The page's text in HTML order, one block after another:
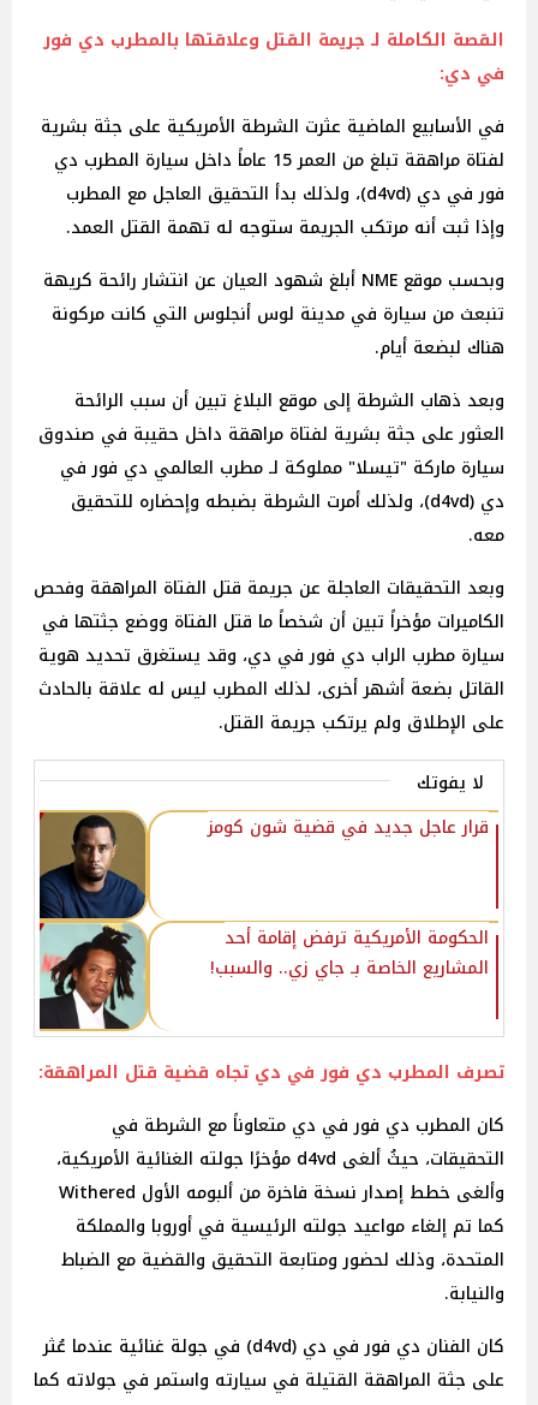
القصة الكاملة لـ جريمة القتل وعلاقتها بالمطرب دي فور
في دي:
في الأسابيع الماضية عثرت الشرطة الأمريكية على جثة بشرية
لفتاة مراهقة تبلغ من العمر 15 عاماً داخل سيارة المطرب دي
فور في دي (d4vd)، ولذلك بدأ التحقيق العاجل مع المطرب
وإذا ثبت أنه مرتكب الجريمة ستوجه له تهمة القتل العمد.
وبحسب موقع NME أبلغ شهود العيان عن انتشار رائحة كريهة
تنبعث من سيارة في مدينة لوس أنجلوس التي كانت مركونة
هناك لبضعة أيام.
وبعد ذهاب الشرطة إلى موقع البلاغ تبين أن سبب الرائحة
العثور على جثة بشرية لفتاة مراهقة داخل حقيبة في صندوق
سيارة ماركة "تيسلا" مملوكة لـ مطرب العالمي دي فور في
دي (d4vd)، ولذلك أمرت الشرطة بضبطه وإحضاره للتحقيق
معه.
وبعد التحقيقات العاجلة عن جريمة قتل الفتاة المراهقة وفحص
الكاميرات مؤخراً تبين أن شخصاً ما قتل الفتاة ووضع جثتها في
سيارة مطرب الراب دي فور في دي، وقد يستغرق تحديد هوية
القاتل بضعة أشهر أخرى، لذلك المطرب ليس له علاقة بالحادث
على الإطلاق ولم يرتكب جريمة القتل.
لا يفوتك
قرار عاجل جديد في قضية شون كومز
الحكومة الأمريكية ترفض إقامة أحد
المشاريع الخاصة بـ جاي زي.. والسبب!
تصرف المطرب دي فور في دي تجاه قضية قتل المراهقة:
كان المطرب دي فور في دي متعاوناً مع الشرطة في
التحقيقات، حيثُ ألغى d4vd مؤخرًا جولته الغنائية الأمريكية،
وألغى خطط إصدار نسخة فاخرة من ألبومه الأول Withered
كما تم إلغاء مواعيد جولته الرئيسية في أوروبا والمملكة
المتحدة، وذلك لحضور ومتابعة التحقيق والقضية مع الضباط
والنيابة.
كان الفنان دي فور في دي (d4vd) في جولة غنائية عندما عُثر
على جثة المراهقة القتيلة في سيارته واستمر في جولاته كما